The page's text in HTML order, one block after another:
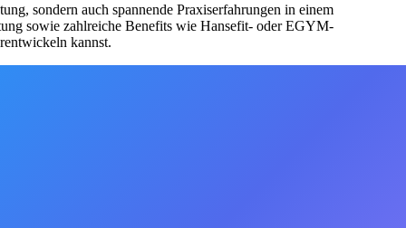
sondern auch spannende Praxiserfahrungen in einem
sowie zahlreiche Benefits wie Hansefit- oder EGYM-
kannst.